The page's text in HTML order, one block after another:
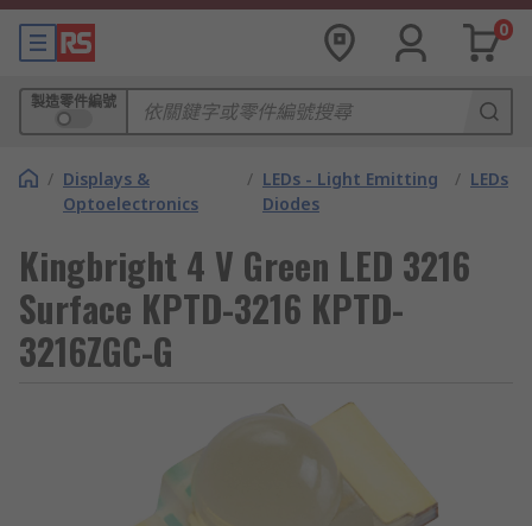
0
製造零件編號
/ Displays &
Optoelectronics
/ LEDs - Light Emitting
Diodes
/ LEDs
Kingbright 4 V Green LED 3216
Surface KPTD-3216 KPTD-
3216ZGC-G